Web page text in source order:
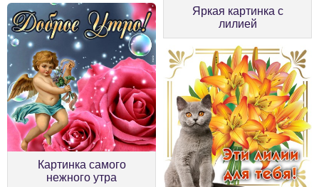
Яркая картинка с
лилией
Картинка самого
нежного утра